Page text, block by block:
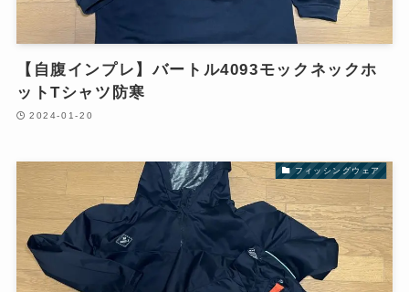
【自腹インプレ】バートル4093モックネックホ
ットTシャツ防寒
2024-01-20
フィッシングウェア